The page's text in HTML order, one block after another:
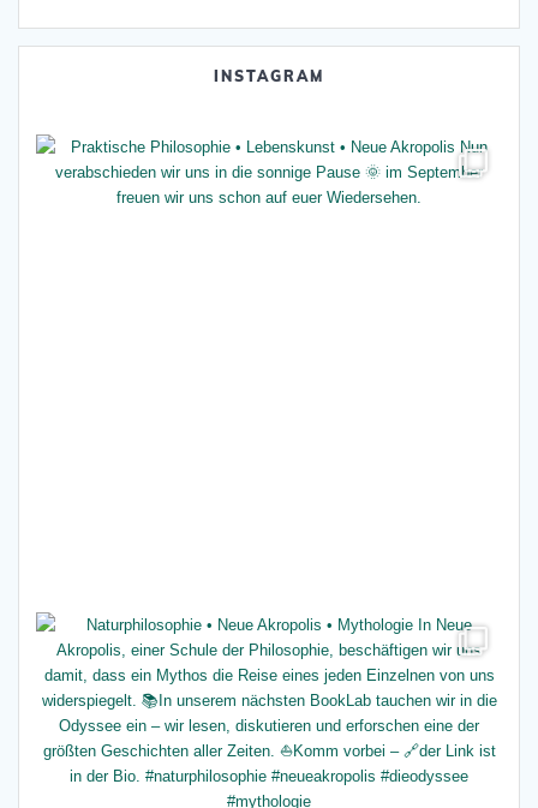
INSTAGRAM